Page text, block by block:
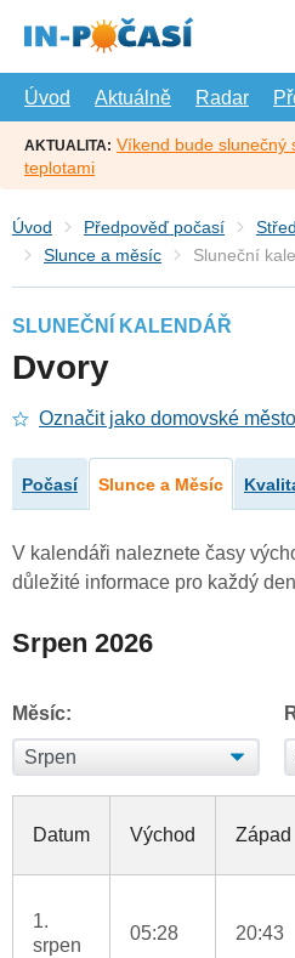
hlavní
Úvod
Aktuálně Radar
AKTUALITA: Víkend bude slunečný
teplotami
Úvod Předpověď počasí
Slunce a měsíc
Sluneční
SLUNEČNÍ KALENDÁŘ
Dvory
Označit jako domovské město
Počasí Slunce a Měsíc
V kalendáři naleznete časy
důležité informace pro každý
Srpen 2026
Měsíc:
Datum Východ Západ
1.
srpen
05:28 20:43